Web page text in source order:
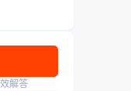
解答